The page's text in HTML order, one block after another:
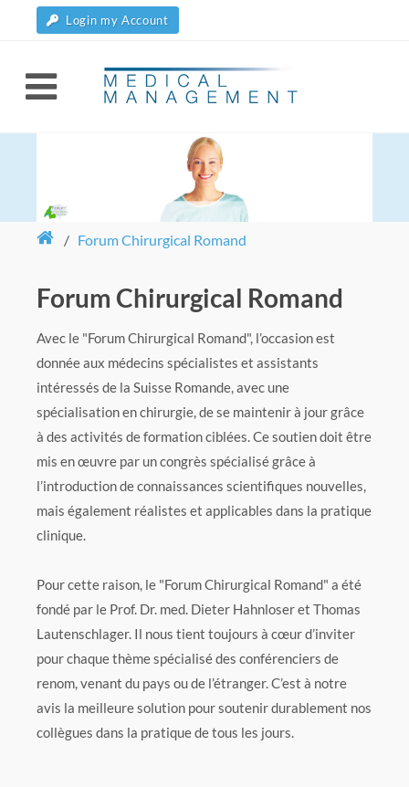
Login my Account
/ Forum Chirurgical Romand
Forum Chirurgical Romand
Avec le "Forum Chirurgical Romand", l’occasion est
donnée aux médecins spécialistes et assistants
intéressés de la Suisse Romande, avec une
spécialisation en chirurgie, de se maintenir à jour grâce
à des activités de formation ciblées. Ce soutien doit être
mis en œuvre par un congrès spécialisé grâce à
l’introduction de connaissances scientifiques nouvelles,
mais également réalistes et applicables dans la pratique
clinique.
Pour cette raison, le "Forum Chirurgical Romand" a été
fondé par le Prof. Dr. med. Dieter Hahnloser et Thomas
Lautenschlager. Il nous tient toujours à cœur d’inviter
pour chaque thème spécialisé des conférenciers de
renom, venant du pays ou de l’étranger. C’est à notre
avis la meilleure solution pour soutenir durablement nos
collègues dans la pratique de tous les jours.